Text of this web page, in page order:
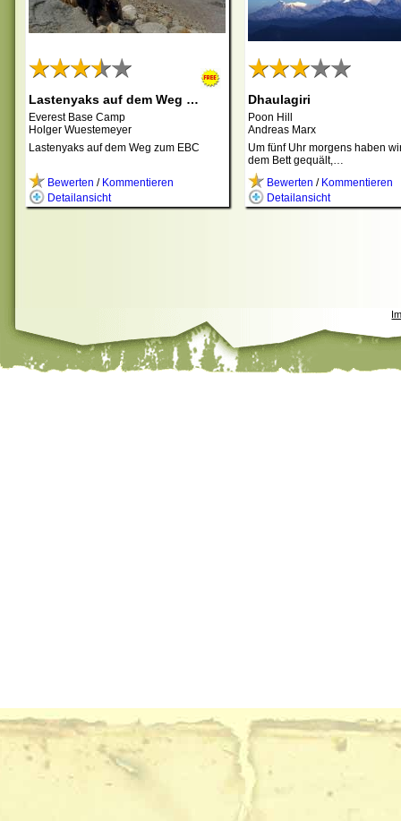
Lastenyaks auf dem Weg …
Everest Base Camp
Holger Wuestemeyer
Lastenyaks auf dem Weg zum EBC
Bewerten / Kommentieren
Detailansicht
Dhaulagiri
Poon Hill
Andreas Marx
Um fünf Uhr morgens haben
dem Bett gequält,…
Bewerten / Kommentieren
Detailansicht